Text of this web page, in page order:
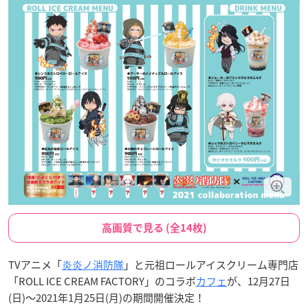
高画質で見る (全14枚)
TVアニメ「炎炎ノ消防隊」と元祖ロールアイスクリーム専門店
「ROLL ICE CREAM FACTORY」のコラボカフェが、12月27日
(日)～2021年1月25日(月)の期間開催決定！